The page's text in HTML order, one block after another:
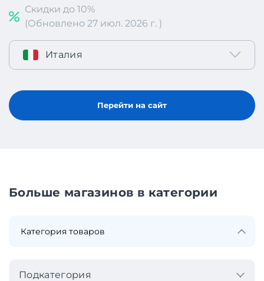
Скидки до 10%
(Обновлено 27 июл. 2026 г. )
Италия
Перейти на сайт
Больше магазинов в категории
Подкатегория